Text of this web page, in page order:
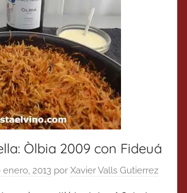
Òlbia 2009 con Fideuá
enero, 2013 por Xavier Valls Gutierrez